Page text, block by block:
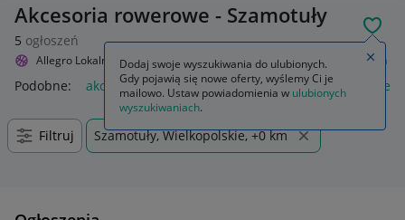
Akcesoria rowerowe - Szamotuły
5 ogłoszeń
Allegro Lokalnie Sport i turystyka Rowery i akcesoria Akcesoria
Podobne: akcesoria akcesoria wędkarskie akcesoria
Filtruj Szamotuły, Wielkopolskie, +0 km
Dodaj swoje wyszukiwania do ulubionych.
Gdy pojawią się nowe oferty, wyślemy Ci je
mailowo. Ustaw powiadomienia w ulubionych
wyszukiwaniach.